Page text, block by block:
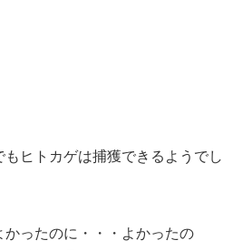
もヒトカゲは捕獲できるようでし
かったのに・・・よかったの